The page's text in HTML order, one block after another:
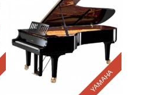
YAMAHA